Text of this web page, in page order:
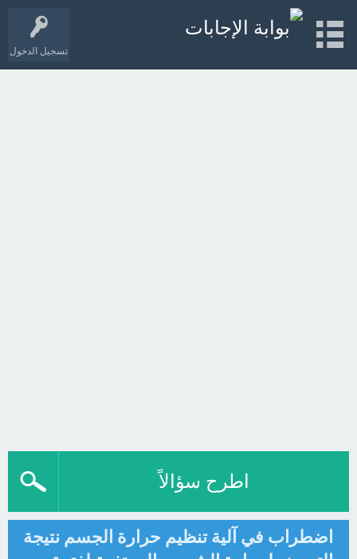
تسجيل الدخول
اطرح سؤالاً
اضطراب في آلية تنظيم حرارة الجسم نتيجة